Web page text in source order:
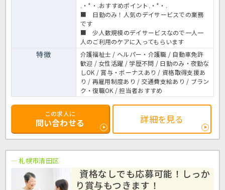
.・*・.おすすめポイント.・*・.
■ 日勤のみ！人気のデイサービスでの業務
です
■ 少人数規模のデイサービスなので一人一
人のご利用のケアに入ってもらいます
特徴
介護福祉士 / ヘルパー・介護職 / 自動車免許
歓迎 / 女性活躍 / 学歴不問 / 日勤のみ・夜勤な
しOK / 賞与・ボーナスあり / 資格取得支援あ
り / 再雇用制度あり / 交通費支給あり / ブラン
ク・復職OK / 担当者おすすめ
この求人に
問い合わせる 詳細を見る
札幌市清田区
資格なしでも応募可能！しっか
り賞与もつきます！